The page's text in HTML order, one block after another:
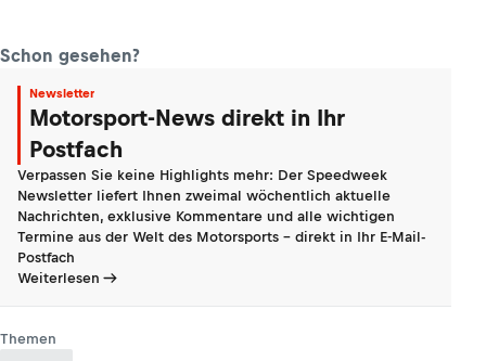
Schon gesehen?
Newsletter
Motorsport-News direkt in Ihr
Postfach
Verpassen Sie keine Highlights mehr: Der Speedweek
Newsletter liefert Ihnen zweimal wöchentlich aktuelle
Nachrichten, exklusive Kommentare und alle wichtigen
Termine aus der Welt des Motorsports - direkt in Ihr E-Mail-
Postfach
Weiterlesen
Themen